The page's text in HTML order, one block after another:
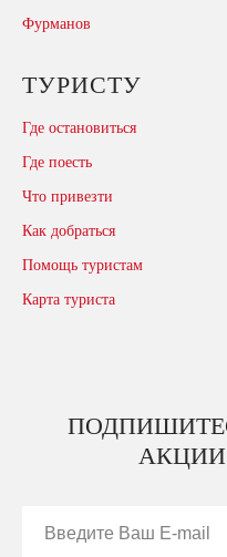
Фурманов
ТУРИСТУ
Где остановиться
Где поесть
Что привезти
Как добраться
Помощь туристам
Карта туриста